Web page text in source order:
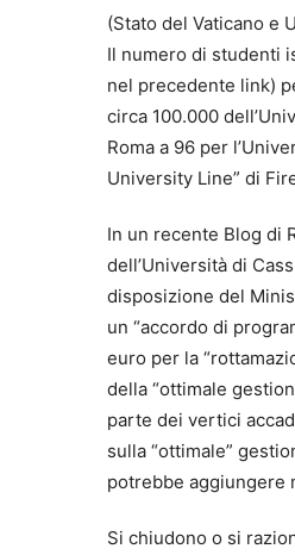
(Stato del Vaticano e
Il numero di studenti
nel precedente link)
circa 100.000
Roma a 96 per
University Line” di
In un recente Blog di
dell’Università di
disposizione del
un “accordo di
euro per la
della “ottimale
parte dei vertici
sulla “ottimale”
potrebbe aggiungere
Si chiudono o si